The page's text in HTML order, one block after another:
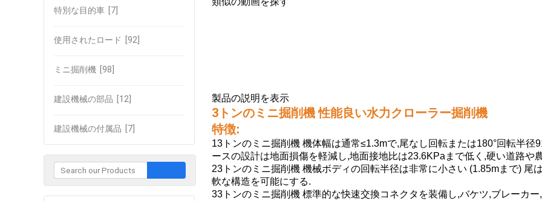
特別な目的車 [7]
使用されたロード [92]
ミニ掘削機 [98]
建設機械の部品 [12]
建設機械の付属品 [7]
製品の説明を表示
3トンのミニ掘削機 性能良い水力クローラー掘削機
特徴:
13トンのミニ掘削機 機体幅は通常≤1.3mで,尾なし回転または180°回転半
ースの設計は地面損傷を軽減し,地面接地比は23.6KPaまで低く,硬い道路や
23トンのミニ掘削機 機械ボディの回転半径は非常に小さい (1.85mまで) 尾
軟な構造を可能にする.
33トンのミニ掘削機 標準的な快速交換コネクタを装備し,バケツ,ブレーカ